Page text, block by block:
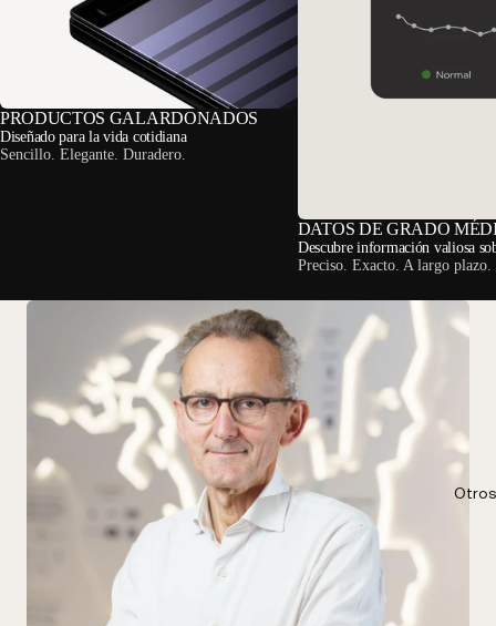
PRODUCTOS GALARDONADOS
Diseñado para la vida cotidiana
Sencillo. Elegante. Duradero.
DATOS DE GRADO
Descubre información valiosa
Preciso. Exacto. A largo plazo.